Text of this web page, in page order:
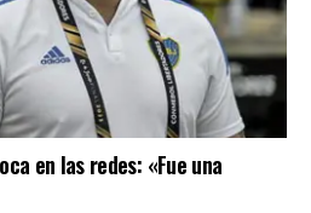
en las redes: «Fue una